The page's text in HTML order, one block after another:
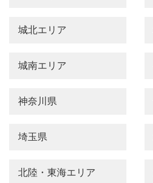
城北エリア
城南エリア
神奈川県
埼玉県
北陸・東海エリア